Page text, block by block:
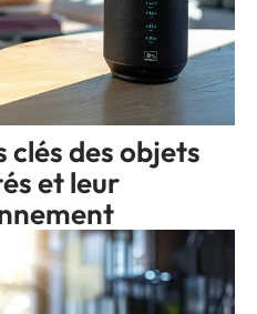
clés des objets
et leur